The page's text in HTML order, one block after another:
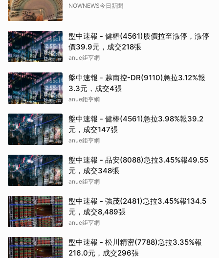
NOWNEWS今日新聞
盤中速報 - 健椿(4561)股價拉至漲停，漲停
價39.9元，成交218張
anue鉅亨網
盤中速報 - 越南控-DR(9110)急拉3.12%報
3.3元，成交4張
anue鉅亨網
盤中速報 - 健椿(4561)急拉3.98%報39.2
元，成交147張
anue鉅亨網
盤中速報 - 品安(8088)急拉3.45%報49.55
元，成交348張
anue鉅亨網
盤中速報 - 強茂(2481)急拉3.45%報134.5
元，成交8,489張
anue鉅亨網
盤中速報 - 松川精密(7788)急拉3.35%報
216.0元，成交296張